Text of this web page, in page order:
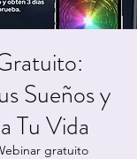
Sueños y
Tu Vida
gratuito